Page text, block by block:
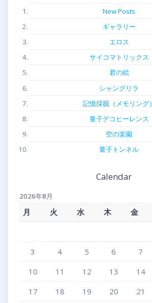
New Posts
ギャラリー
エロス
サイコマトリックス
君の絵
シャングリラ
記憶採掘（メモリング）
量子デコヒーレンス
空の楽園
量子トンネル
Calendar
2026年8月
月 火 水 木 金
3
4 5 6 7
10
11 12 13 14
17
18 19 20 21